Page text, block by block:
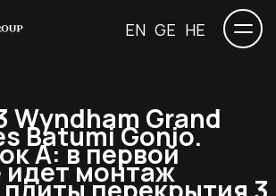
EN GE HE
Wyndham Grand
Batumi Gonio.
А: в первой
идет монтаж